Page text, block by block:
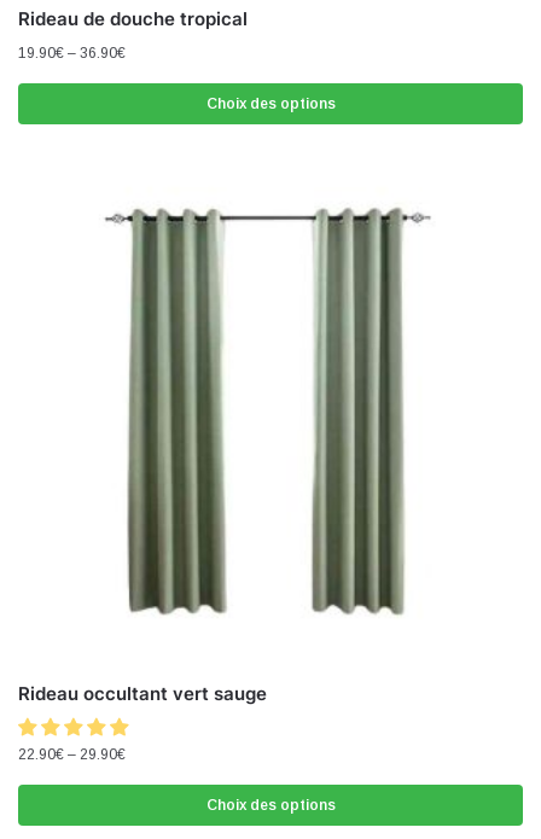
Rideau de douche tropical
19.90€ – 36.90€
Choix des options
Rideau occultant vert sauge
22.90€ – 29.90€
Choix des options